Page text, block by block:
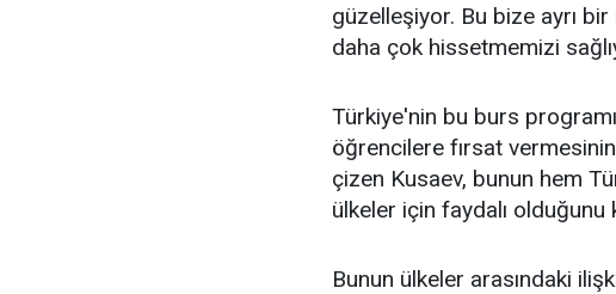
güzelleşiyor. Bu bize ayrı
daha çok hissetmemizi
Türkiye'nin bu burs
öğrencilere fırsat
çizen Kusaev, bunun hem
ülkeler için faydalı olduğunu
Bunun ülkeler arasındaki